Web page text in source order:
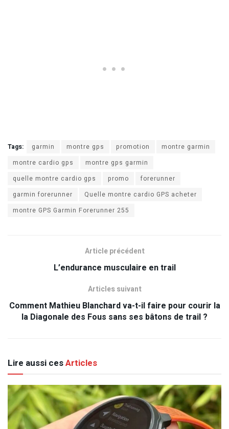
Tags: garmin montre gps promotion
montre garmin
montre cardio gps
montre gps garmin
quelle montre cardio gps
promo
forerunner
garmin forerunner
Quelle montre cardio GPS acheter
montre GPS Garmin Forerunner 255
Article précédent
L’endurance musculaire en trail
Articles suivant
Comment Mathieu Blanchard va-t-il faire pour courir la
la Diagonale des Fous sans ses bâtons de trail ?
Lire aussi cesArticles